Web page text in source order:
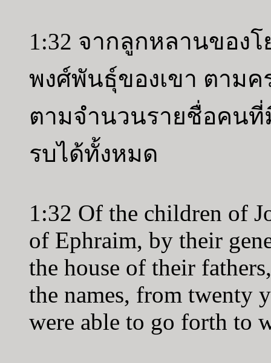
1:32 จากลูกหลานของ
พงศ์พันธุ์ของเขา ตามค
ตามจำนวนรายชื่อคน
รบได้ทั้งหมด
1:32 Of the children of
of Ephraim, by their
the house of their
the names, from twenty
were able to go forth to